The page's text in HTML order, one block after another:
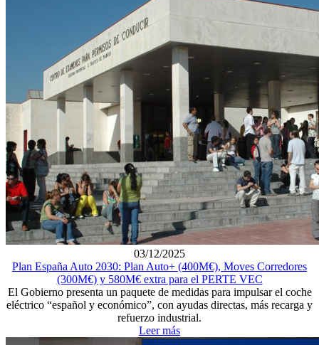
03/12/2025
Plan España Auto 2030: Plan Auto+ (400M€), Moves Corredores
(300M€) y 580M€ extra para el PERTE VEC
El Gobierno presenta un paquete de medidas para impulsar el coche
eléctrico “español y económico”, con ayudas directas, más recarga y
refuerzo industrial.
Leer más